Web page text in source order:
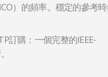
）的頻率。穩定的參考
訂購：一個完整的IEEE-